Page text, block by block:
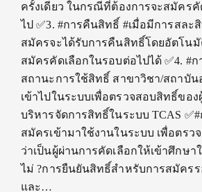
ครั้งเดียว ในกรณีที่ต้องการจะสมัครคั
ไป ✅3. #การคืนสิทธิ์ #เมื่อมีการสละ
สมัครจะได้รับการคืนสิทธิ์โดยอัตโนมั
สมัครคัดเลือกในรอบต่อไปได้ ✅4. #
สถานะการใช้สิทธิ์ สาขาวิชา/สถาบั
เข้าไปในระบบเพื่อตรวจสอบสิทธิ์ของ
บริหารจัดการสิทธิ์ในระบบ TCAS
สมัครเข้ามาใช้งานในระบบ เพื่อตรว
ว่าเป็นผู้ผ่านการคัดเลือกให้เข้าศึกษ
ไม่ ?การยืนยันสิทธิ์สำหรับการสมัคร
และ…